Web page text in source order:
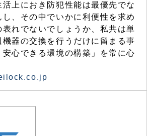
上におき防犯性能は最優先でな
、その中でいかに利便性を求め
表れでないでしょうか、私共は単
器の交換を行うだけに留まる事
心できる環境の構築」を常に心